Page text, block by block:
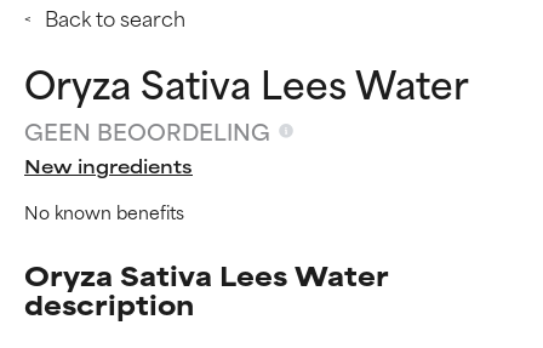
Back to search
Oryza Sativa Lees Water
GEEN BEOORDELING
New ingredients
No known benefits
Oryza Sativa Lees Water
description